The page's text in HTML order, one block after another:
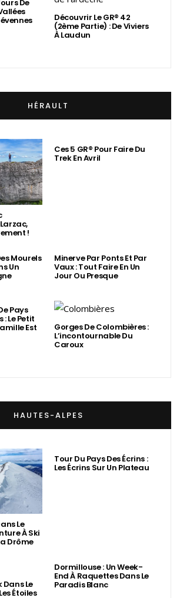
De
Découvrir Le GR® 42
(2ème Partie) : De Viviers
À Laudun
HÉRAULT
!
Ces 5 GR® Pour Faire Du
Trek En Avril
Mourels
Un
Minerve Par Ponts Et Par
Vaux : Tout Faire En Un
Jour Ou Presque
Pays
: Le Petit
Est Gorges De Colombières :
L’incontournable Du
Caroux
HAUTES-ALPES
Le
À Ski
Drôme
Tour Du Pays Des Écrins :
Les Écrins Sur Un Plateau
Dans Le
Étoiles
Dormillouse : Un Week-
End À Raquettes Dans Le
Paradis Blanc